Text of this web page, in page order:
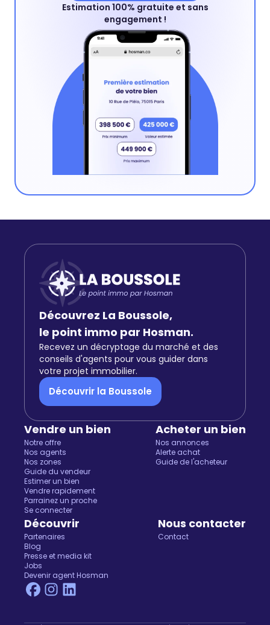
Estimation 100% gratuite et sans
engagement !
Découvrez La Boussole,
le point immo par Hosman.
Recevez un décryptage du marché et des
conseils d'agents pour vous guider dans
votre projet immobilier.
Découvrir la Boussole
Vendre un bien
Notre offre
Nos agents
Nos zones
Guide du vendeur
Estimer un bien
Vendre rapidement
Parrainez un proche
Se connecter
Acheter un bien
Nos annonces
Alerte achat
Guide de l'acheteur
Découvrir
Partenaires
Blog
Presse et media kit
Jobs
Devenir agent Hosman
Nous contacter
Contact